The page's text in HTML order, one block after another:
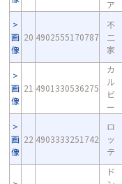
ア
画
像
20 4902555170787
不
二
家
画
像
21 4901330536275
カ
ル
ビ
ー
画
像
22 4903333251742
ロ
ッ
テ
ド